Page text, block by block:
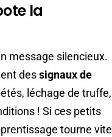
la
message silencieux.
dessignaux de
léchage de truffe,
! Si ces petits
tourne vite